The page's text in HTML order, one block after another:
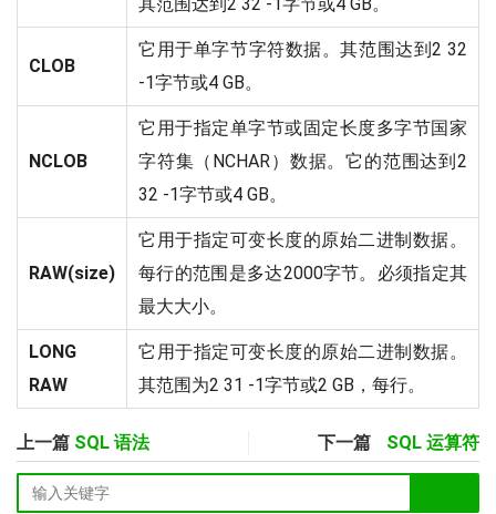
CLOB
它用于单字节字符数据。其范围达到2 32
-1字节或4 GB。
NCLOB
它用于指定单字节或固定长度多字节国家
字符集（NCHAR）数据。它的范围达到2
32 -1字节或4 GB。
RAW(size)
它用于指定可变长度的原始二进制数据。
每行的范围是多达2000字节。必须指定其
最大大小。
LONG
RAW
它用于指定可变长度的原始二进制数据。
其范围为2 31 -1字节或2 GB，每行。
上一篇 SQL 语法 下一篇 SQL 运算符